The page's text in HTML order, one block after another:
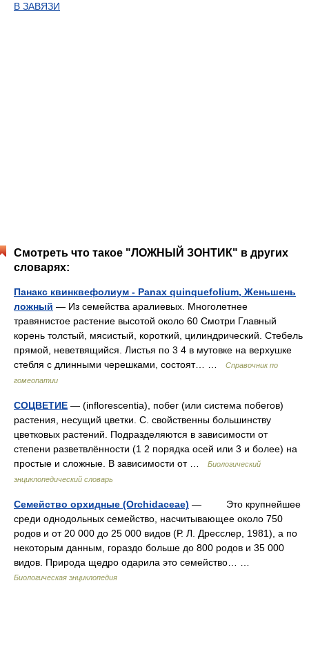
В ЗАВЯЗИ
Смотреть что такое "ЛОЖНЫЙ ЗОНТИК" в других
словарях:
Панакс квинквефолиум - Panax quinquefolium, Женьшень
ложный — Из семейства аралиевых. Многолетнее
травянистое растение высотой около 60 Смотри Главный
корень толстый, мясистый, короткий, цилиндрический. Стебель
прямой, неветвящийся. Листья по 3 4 в мутовке на верхушке
стебля с длинными черешками, состоят… …
Справочник по
гомеопатии
СОЦВЕТИЕ — (inflorescentia), побег (или система побегов)
растения, несущий цветки. С. свойственны большинству
цветковых растений. Подразделяются в зависимости от
степени разветвлённости (1 2 порядка осей или 3 и более) на
простые и сложные. В зависимости от …
Биологический
энциклопедический словарь
Семейство орхидные (Orchidaceae) — Это крупнейшее
среди однодольных семейство, насчитывающее около 750
родов и от 20 000 до 25 000 видов (Р. Л. Дресслер, 1981), а по
некоторым данным, гораздо больше до 800 родов и 35 000
видов. Природа щедро одарила это семейство… …
Биологическая энциклопедия